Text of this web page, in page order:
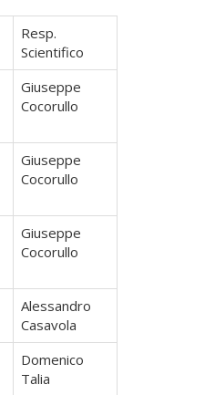
Resp.
Scientifico
Giuseppe
Cocorullo
Giuseppe
Cocorullo
Giuseppe
Cocorullo
Alessandro
Casavola
Domenico
Talia